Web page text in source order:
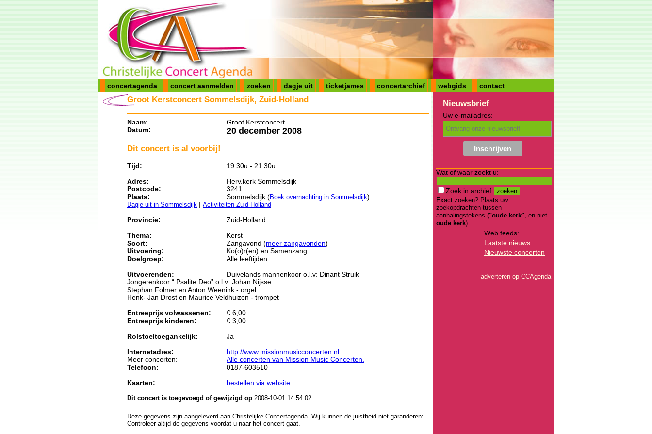
concertagenda concert aanmelden zoeken dagje uit ticketjames concertarchief webgids contact
Groot Kerstconcert Sommelsdijk, Zuid-Holland
Naam:
Groot Kerstconcert
Datum:
20 december 2008
Dit concert is al voorbij!
Tijd:
19:30u - 21:30u
Adres:
Herv.kerk Sommelsdijk
Postcode:
3241
Plaats:
Sommelsdijk (Boek overnachting in Sommelsdijk)
Dagje uit in Sommelsdijk | Activiteiten Zuid-Holland
Provincie:
Zuid-Holland
Thema:
Kerst
Soort:
Zangavond (meer zangavonden)
Uitvoering:
Ko(o)r(en) en Samenzang
Doelgroep:
Alle leeftijden
Uitvoerenden:
Duivelands mannenkoor o.l.v: Dinant Struik
Jongerenkoor “ Psalite Deo” o.l.v: Johan Nijsse
Stephan Folmer en Anton Weenink - orgel
Henk- Jan Drost en Maurice Veldhuizen - trompet
Entreeprijs volwassenen:
€ 6,00
Entreeprijs kinderen:
€ 3,00
Rolstoeltoegankelijk:
Ja
Internetadres:
http://www.missionmusicconcerten.nl
Meer concerten:
Alle concerten van Mission Music Concerten.
Telefoon:
0187-603510
Kaarten:
bestellen via website
Dit concert is toegevoegd of gewijzigd op 2008-10-01 14:54:02
Deze gegevens zijn aangeleverd aan Christelijke Concertagenda. Wij kunnen de juistheid niet garanderen:
Controleer altijd de gegevens voordat u naar het concert gaat.
Nieuwsbrief
Uw e-mailadres:
Wat of waar zoekt u:
Zoek in archief
Exact zoeken? Plaats uw
zoekopdrachten tussen
aanhalingstekens ("oude kerk", en niet
oude kerk)
Web feeds:
Laatste nieuws
Nieuwste concerten
adverteren op CCAgenda